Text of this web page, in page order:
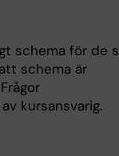
schema för de
schema är
kursansvarig.